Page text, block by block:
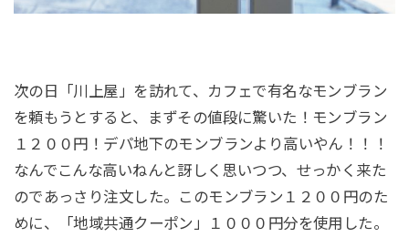
次の日「川上屋」を訪れて、カフェで有名なモンブラン
を頼もうとすると、まずその値段に驚いた！モンブラン
１２００円！デパ地下のモンブランより高いやん！！！
なんでこんな高いねんと訝しく思いつつ、せっかく来た
のであっさり注文した。このモンブラン１２００円のた
めに、「地域共通クーポン」１０００円分を使用した。